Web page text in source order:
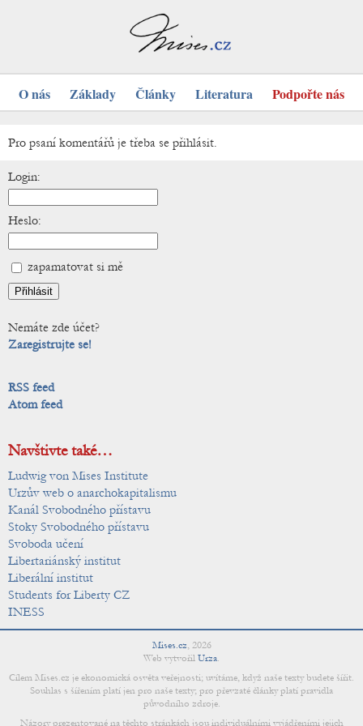
O nás Základy Články Literatura Podpořte nás
Pro psaní komentářů je třeba se přihlásit.
Login:
Heslo:
zapamatovat si mě
Nemáte zde účet?
Zaregistrujte se!
RSS feed
Atom feed
Navštivte také…
Ludwig von Mises Institute
Urzův web o anarchokapitalismu
Kanál Svobodného přístavu
Stoky Svobodného přístavu
Svoboda učení
Libertariánský institut
Liberální institut
Students for Liberty CZ
INESS
Mises.cz, 2026
Web vytvořil Urza.
Cílem Mises.cz je ekonomická osvěta veřejnosti; uvítáme, když naše texty budete šířit.
Souhlas s šířením platí jen pro naše texty; pro převzaté články platí pravidla
původního zdroje.
Názory prezentované na těchto stránkách jsou individuálními vyjádřeními jejich